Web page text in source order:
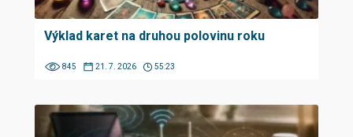
Výklad karet na druhou polovinu roku
845 21. 7. 2026 55:23